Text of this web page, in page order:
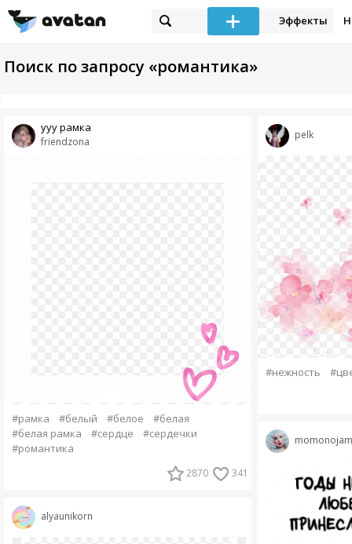
Эффекты
Поиск по запросу «романтика»
friendzona
ууу рамка
#рамка #белый #белое
#белая
#белая рамка
#сердце
#сердечки
#романтика
2870 341
alyaunikorn
pelk
#нежность